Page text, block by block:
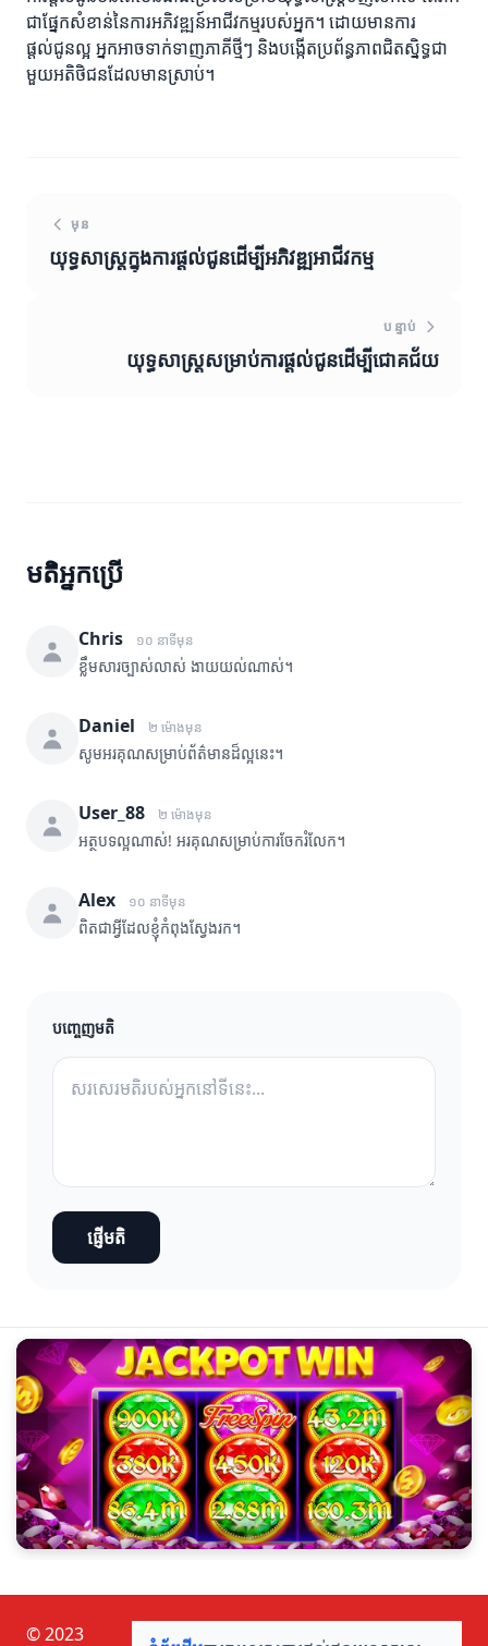
ជាផ្នែកសំខាន់នៃការអភិវឌ្ឍន៍អាជីវកម្មរបស់អ្នក។ ដោយមានការ
ផ្តល់ជូនល្អ អ្នកអាចទាក់ទាញភាគីថ្មីៗ និងបង្កើតប្រព័ន្ធភាពជិតស្និទ្ធជា
មួយអតិថិជនដែលមានស្រាប់។
មុន
យុទ្ធសាស្ត្រក្នុងការផ្តល់ជូនដើម្បីអភិវឌ្ឍអាជីវកម្ម
បន្ទាប់
យុទ្ធសាស្ត្រសម្រាប់ការផ្តល់ជូនដើម្បីជោគជ័យ
មតិអ្នកប្រើ
Chris ១០ នាទីមុន
ខ្លឹមសារច្បាស់លាស់ ងាយយល់ណាស់។
Daniel ២ ម៉ោងមុន
សូមអរគុណសម្រាប់ព័ត៌មានដ៏ល្អនេះ។
User_88 ២ ម៉ោងមុន
អត្ថបទល្អណាស់! អរគុណសម្រាប់ការចែករំលែក។
Alex ១០ នាទីមុន
ពិតជាអ្វីដែលខ្ញុំកំពុងស្វែងរក។
បញ្ចេញមតិ
ផ្ញើមតិ
© 2023